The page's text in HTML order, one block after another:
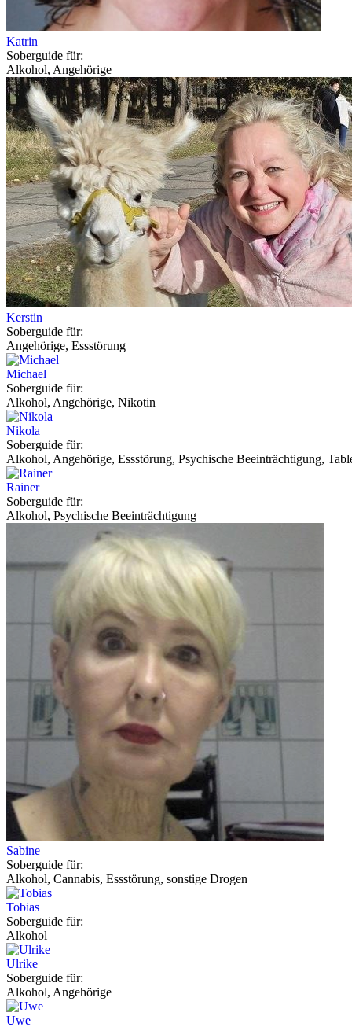
Katrin
Soberguide für:
Alkohol, Angehörige
Kerstin
Soberguide für:
Angehörige, Essstörung
Michael
Soberguide für:
Alkohol, Angehörige, Nikotin
Nikola
Soberguide für:
Alkohol, Angehörige, Essstörung, Psychische Beeinträchtigung,
Rainer
Soberguide für:
Alkohol, Psychische Beeinträchtigung
Sabine
Soberguide für:
Alkohol, Cannabis, Essstörung, sonstige Drogen
Tobias
Soberguide für:
Alkohol
Ulrike
Soberguide für:
Alkohol, Angehörige
Uwe